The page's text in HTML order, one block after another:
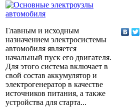
Главным и исходным
назначением электросистемы
автомобиля является
начальный пуск его двигателя.
Для этого система включает в
свой состав аккумулятор и
электрогенератор в качестве
источников питания, а также
устройства для старта...